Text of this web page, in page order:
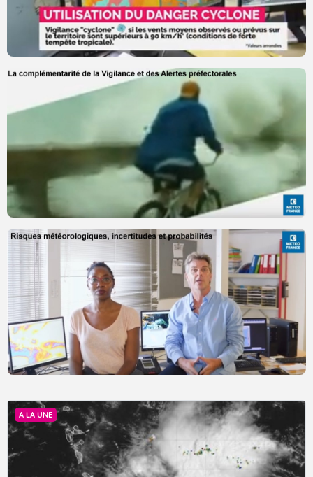
A LA UNE